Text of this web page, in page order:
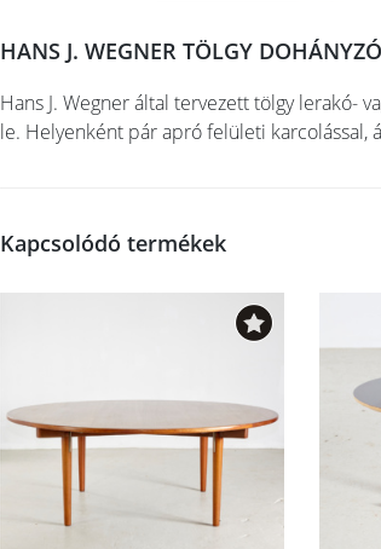
HANS J. WEGNER TÖLGY
Hans J. Wegner által tervezett tölgy lerakó-
le. Helyenként pár apró felületi karcolással,
Kapcsolódó termékek